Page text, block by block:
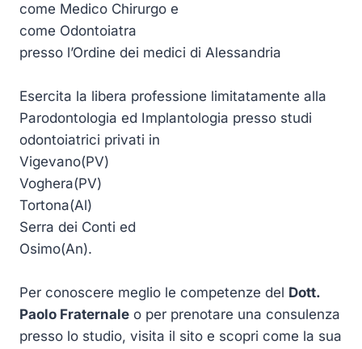
come Medico Chirurgo e
come Odontoiatra
presso l’Ordine dei medici di Alessandria
Esercita la libera professione limitatamente alla
Parodontologia ed Implantologia presso studi
odontoiatrici privati in
Vigevano(PV)
Voghera(PV)
Tortona(Al)
Serra dei Conti ed
Osimo(An).
Per conoscere meglio le competenze del Dott.
Paolo Fraternale o per prenotare una consulenza
presso lo studio, visita il sito e scopri come la sua